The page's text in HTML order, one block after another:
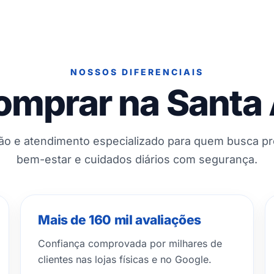
NOSSOS DIFERENCIAIS
na
e atendimento especializado para quem busca
bem-estar e cuidados diários com segurança.
Mais de 160 mil avaliações
Confiança comprovada por milhares de
clientes nas lojas físicas e no Google.